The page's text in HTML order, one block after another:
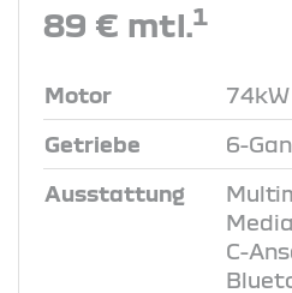
89 € mtl.1
Motor
Getriebe 6-
Ausstattung
C-